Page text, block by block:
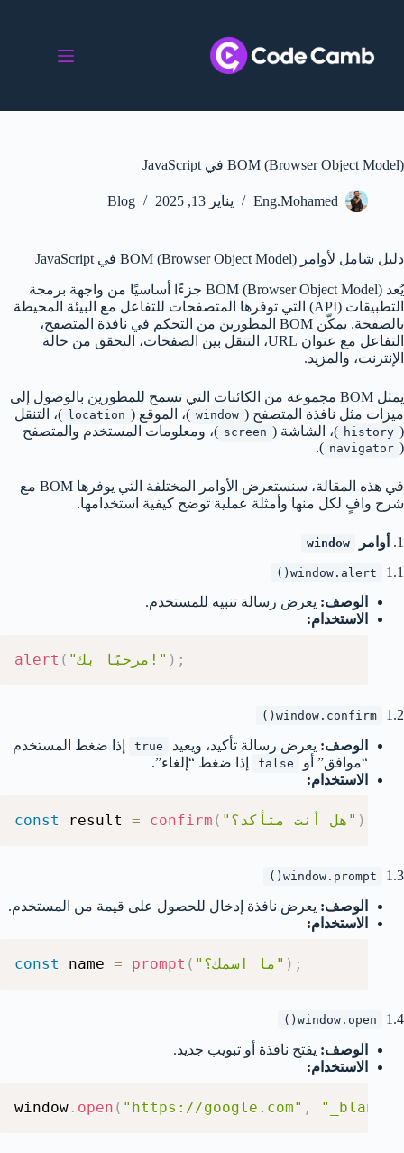
BOM (Browser Object Model) في JavaScript
Eng.Mohamed يناير 13, 2025 Blog
دليل شامل لأوامر BOM (Browser Object Model) في JavaScript
يُعد BOM (Browser Object Model) جزءًا أساسيًا من واجهة برمجة
التطبيقات (API) التي توفرها المتصفحات للتفاعل مع البيئة المحيطة
بالصفحة. يمكّن BOM المطورين من التحكم في نافذة المتصفح،
التفاعل مع عنوان URL، التنقل بين الصفحات، التحقق من حالة
الإنترنت، والمزيد.
يمثل BOM مجموعة من الكائنات التي تسمح للمطورين بالوصول إلى
ميزات مثل نافذة المتصفح ( window )، الموقع ( location )، التنقل
(
history )، الشاشة ( screen )، ومعلومات المستخدم والمتصفح
(
navigator
).
في هذه المقالة، سنستعرض الأوامر المختلفة التي يوفرها BOM مع
شرح وافٍ لكل منها وأمثلة عملية توضح كيفية استخدامها.
1. أوامر window
1.1
window.alert()
الوصف: يعرض رسالة تنبيه للمستخدم.
الاستخدام:
alert ( "مرحبًا بك!" ) ;
1.2
window.confirm()
الوصف: يعرض رسالة تأكيد، ويعيد true
إذا ضغط المستخدم
“موافق” أو
false
إذا ضغط “إلغاء”.
الاستخدام:
const result = confirm ( "هل أنت متأكد؟" )
1.3
window.prompt()
الوصف: يعرض نافذة إدخال للحصول على قيمة من المستخدم.
الاستخدام:
const name = prompt ( "ما اسمك؟" ) ;
1.4
window.open()
الوصف: يفتح نافذة أو تبويب جديد.
الاستخدام:
window . open ( "https://google.com" , "_blank"